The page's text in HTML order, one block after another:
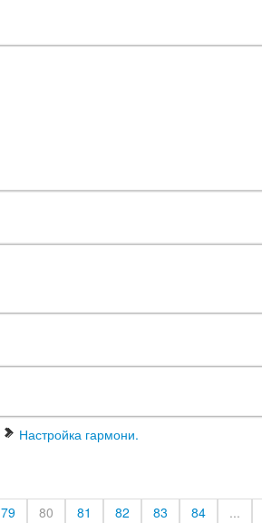
Настройка гармони.
79 80 81 82 83 84 ...